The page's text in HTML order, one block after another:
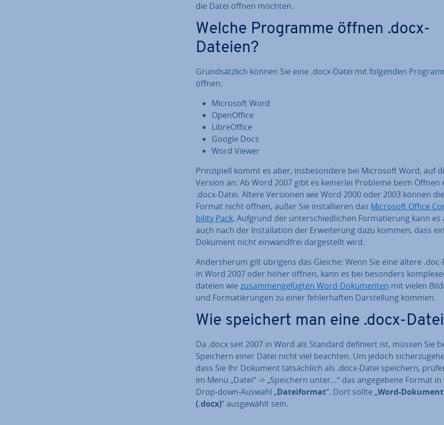
die Datei öffnen möchten.
Welche Programme öffnen .docx-
Dateien?
Grund­sätz­lich können Sie eine .docx-Datei mit folgenden
öffnen:
Microsoft Word
Open­Of­fice
Libre­Of­fice
Google Docs
Word Viewer
Prin­zi­pi­ell kommt es aber, ins­be­son­de­re bei Microsoft Word, auf
Version an: Ab Word 2007 gibt es keinerlei Probleme beim Öffnen
.docx-Datei. Ältere Versionen wie Word 2000 oder 2003 können
Format nicht öffnen, außer Sie in­stal­lie­ren das Microsoft Office
bi­li­ty Pack. Aufgrund der un­ter­schied­li­chen For­ma­tie­rung kann es
auch nach der In­stal­la­ti­on der Er­wei­te­rung dazu kommen, dass
Dokument nicht ein­wand­frei dar­ge­stellt wird.
An­ders­her­um gilt übrigens das Gleiche: Wenn Sie eine ältere
in Word 2007 oder höher öffnen, kann es bei besonders
da­tei­en wie zu­sam­men­ge­füg­ten Word-Do­ku­men­ten mit vielen
und For­ma­tie­run­gen zu einer feh­ler­haf­ten Dar­stel­lung kommen.
Wie speichert man eine .docx-
Da .docx seit 2007 in Word als Standard definiert ist, müssen Sie
Speichern einer Datei nicht viel beachten. Um jedoch
dass Sie Ihr Dokument tat­säch­lich als .docx-Datei speichern,
im Menü „Datei“ -> „Speichern unter…“ das an­ge­ge­be­ne Format in
Drop-down-Auswahl „Da­tei­for­mat“. Dort sollte „Word-Dokument
(.docx)“ aus­ge­wählt sein.